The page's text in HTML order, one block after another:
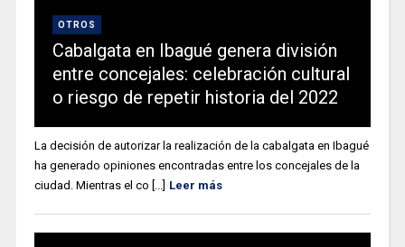
OTROS
Cabalgata en Ibagué genera división
entre concejales: celebración cultural
o riesgo de repetir historia del 2022
La decisión de autorizar la realización de la cabalgata en Ibagué
ha generado opiniones encontradas entre los concejales de la
ciudad. Mientras el co [...]
Leer más